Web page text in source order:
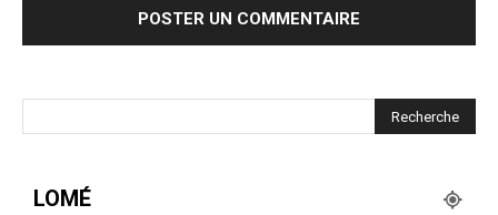
LOMÉ